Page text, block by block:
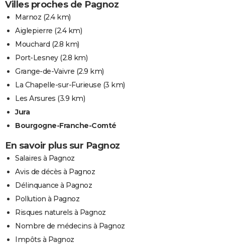
Villes proches de Pagnoz
Marnoz (2.4 km)
Aiglepierre (2.4 km)
Mouchard (2.8 km)
Port-Lesney(2.8 km)
Grange-de-Vaivre (2.9 km)
La Chapelle-sur-Furieuse (3 km)
Les Arsures (3.9 km)
Jura
Bourgogne-Franche-Comté
En savoir plus sur Pagnoz
Salaires à Pagnoz
Avis de décès à Pagnoz
Délinquance à Pagnoz
Pollution à Pagnoz
Risques naturels à Pagnoz
Nombre de médecins à Pagnoz
Impôts à Pagnoz